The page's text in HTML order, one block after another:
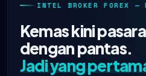
INTEL BROKER FOREX —
Kemas kini
dengan pantas.
Jadi yang